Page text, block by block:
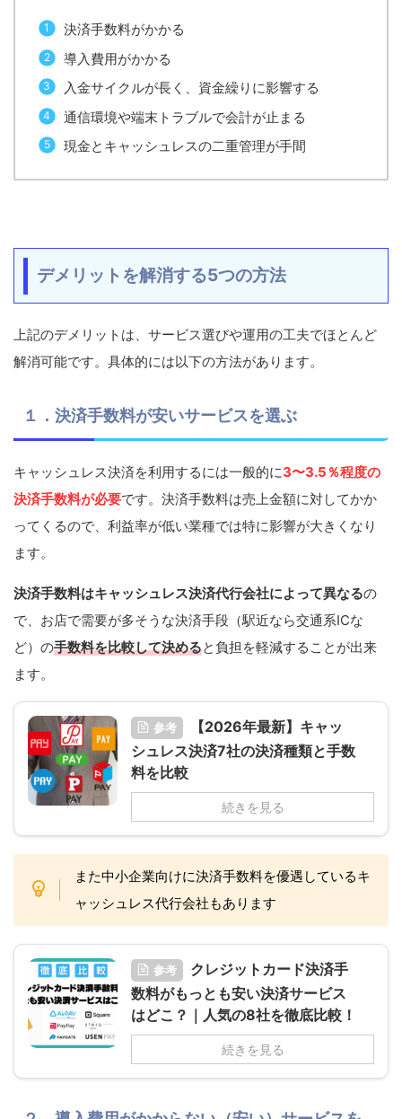
決済手数料がかかる
導入費用がかかる
入金サイクルが長く、資金繰りに影響する
通信環境や端末トラブルで会計が止まる
現金とキャッシュレスの二重管理が手間
デメリットを解消する5つの方法
上記のデメリットは、サービス選びや運用の工夫でほとんど
解消可能です。具体的には以下の方法があります。
１．決済手数料が安いサービスを選ぶ
キャッシュレス決済を利用するには一般的に3〜3.5％程度の
決済手数料が必要です。決済手数料は売上金額に対してかか
ってくるので、利益率が低い業種では特に影響が大きくなり
ます。
決済手数料はキャッシュレス決済代行会社によって異なるの
で、お店で需要が多そうな決済手段（駅近なら交通系ICな
ど）の手数料を比較して決めると負担を軽減することが出来
ます。
参考
【2026年最新】キャッ
シュレス決済7社の決済種類と手数
料を比較
続きを見る
また中小企業向けに決済手数料を優遇しているキ
ャッシュレス代行会社もあります
参考
クレジットカード決済手
数料がもっとも安い決済サービス
はどこ？｜人気の8社を徹底比較！
続きを見る